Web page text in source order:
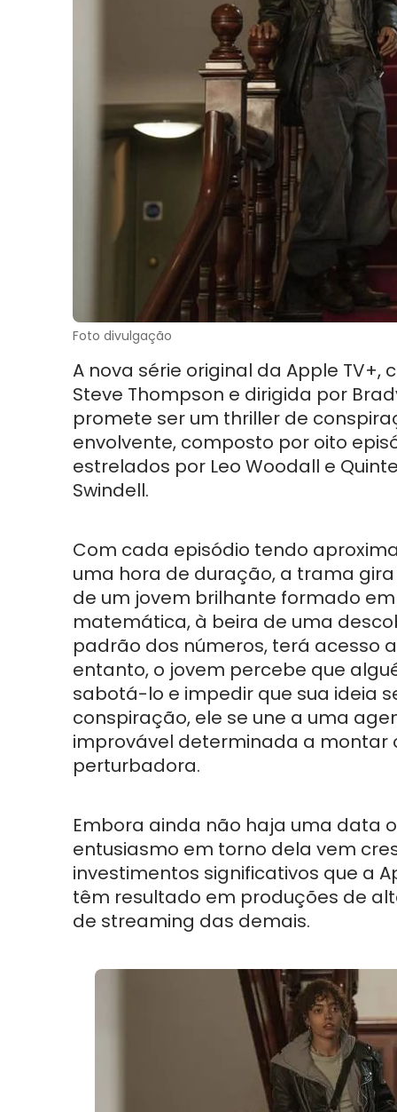
Foto divulgação
A nova série original da Apple TV+,
Steve Thompson e dirigida por
promete ser um thriller de
envolvente, composto por oito
estrelados por Leo Woodall e
Swindell.
Com cada episódio tendo
uma hora de duração, a trama
de um jovem brilhante formado em
matemática, à beira de uma
padrão dos números, terá acesso
entanto, o jovem percebe que
sabotá-lo e impedir que sua ideia
conspiração, ele se une a uma
improvável determinada a
perturbadora.
Embora ainda não haja uma data
entusiasmo em torno dela vem
investimentos significativos que a
têm resultado em produções de
de streaming das demais.